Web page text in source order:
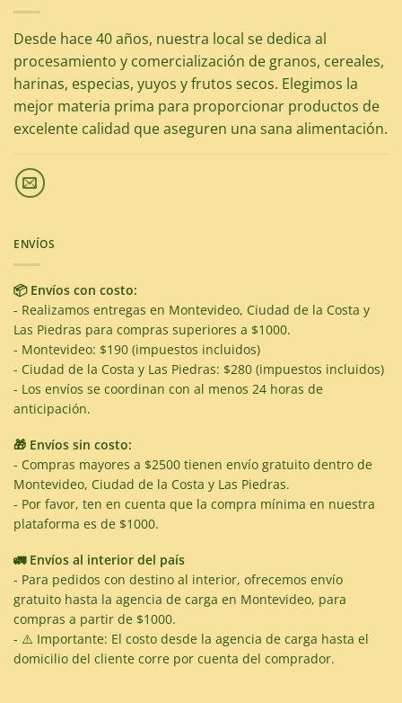
Desde hace 40 años, nuestra local se dedica al
procesamiento y comercialización de granos, cereales,
harinas, especias, yuyos y frutos secos. Elegimos la
mejor materia prima para proporcionar productos de
excelente calidad que aseguren una sana alimentación.
ENVÍOS
📦 Envíos con costo:
- Realizamos entregas en Montevideo, Ciudad de la Costa y
Las Piedras para compras superiores a $1000.
- Montevideo: $190 (impuestos incluidos)
- Ciudad de la Costa y Las Piedras: $280 (impuestos incluidos)
- Los envíos se coordinan con al menos 24 horas de
anticipación.
🎁 Envíos sin costo:
- Compras mayores a $2500 tienen envío gratuito dentro de
Montevideo, Ciudad de la Costa y Las Piedras.
- Por favor, ten en cuenta que la compra mínima en nuestra
plataforma es de $1000.
🚛 Envíos al interior del país
- Para pedidos con destino al interior, ofrecemos envío
gratuito hasta la agencia de carga en Montevideo, para
compras a partir de $1000.
- ⚠️ Importante: El costo desde la agencia de carga hasta el
domicilio del cliente corre por cuenta del comprador.